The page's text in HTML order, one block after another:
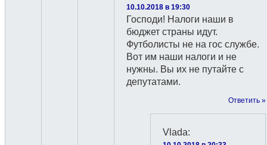
10.10.2018 в 19:30
Господи! Налоги наши в
бюджет страны идут.
Футболисты не на гос службе.
Вот им наши налоги и не
нужны. Вы их не путайте с
депутатами.
Ответить »
Vlada: